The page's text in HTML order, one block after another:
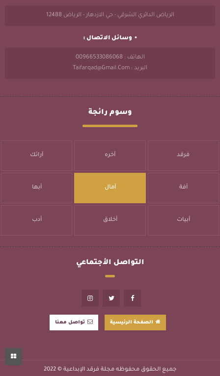
الرياض الدائري الشرقي - حي الازدهار - الرياض 12488
وسائل الاتصال :
الهاتف : 00966533086068
البريد : Taifarqad@gmail.com
وسوم رائجة
فرقد آخره آرائك
آفة آمال أبها
أبيات أخلاق أدب
التواصل الأجتماعي
الصفحة الرئيسية تواصل معنا
جميع الحقوق محفوظه مجلة فرقد الإبداعية © 2022